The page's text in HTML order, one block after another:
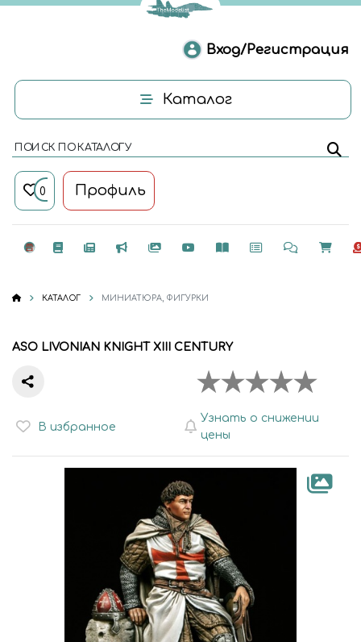
Вход/Регистрация
Каталог
ПОИСК ПО КАТАЛОГУ
0 Профиль
КАТАЛОГ МИНИАТЮРА, ФИГУРКИ
ASO LIVONIAN KNIGHT XIII CENTURY
В избранное
Узнать о снижении
цены